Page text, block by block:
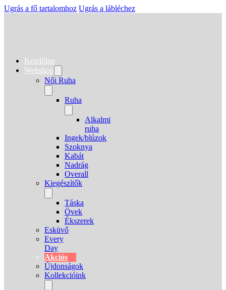
Ugrás a fő tartalomhoz Ugrás a lábléchez
Kezdőlap
Webshop
Női Ruha
Ruha
Alkalmi
ruha
Ingek/blúzok
Szoknya
Kabát
Nadrág
Overall
Kiegészítők
Táska
Övek
Ékszerek
Esküvő
Every
Day
Akciós
Újdonságok
Kollekcióink